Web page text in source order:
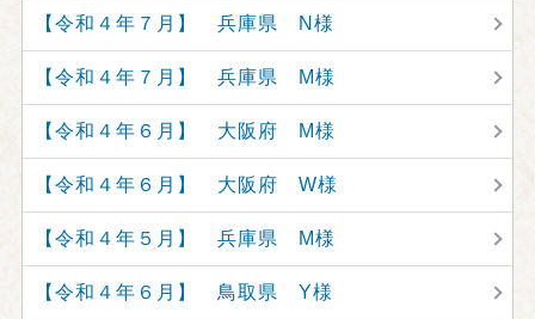
【令和４年７月】 兵庫県 N様
【令和４年７月】 兵庫県 M様
【令和４年６月】 大阪府 M様
【令和４年６月】 大阪府 W様
【令和４年５月】 兵庫県 M様
【令和４年６月】 鳥取県 Y様